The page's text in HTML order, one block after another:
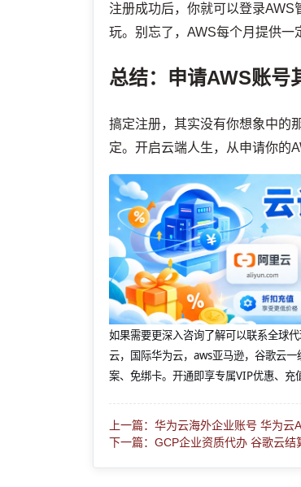
注册成功后，你就可以登录
玩。别忘了，AWS每个月提供一
总结：申请AWS账号
搞定注册，其实没有你想象中的
定。开启云端人生，从申请你的
如果需要更深入咨询了解可以联系全球
云，国际华为云，aws亚马逊，谷歌云
案、免绑卡。开通即享专属VIP优惠、充
上一篇：华为云海外企业账号 华为云
下一篇：GCP企业资质代办 谷歌云结